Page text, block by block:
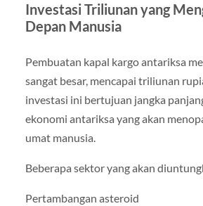
Investasi Triliunan yang
Depan Manusia
Pembuatan kapal kargo antariksa
sangat besar, mencapai triliunan
investasi ini bertujuan jangka
ekonomi antariksa yang akan
umat manusia.
Beberapa sektor yang akan
Pertambangan asteroid